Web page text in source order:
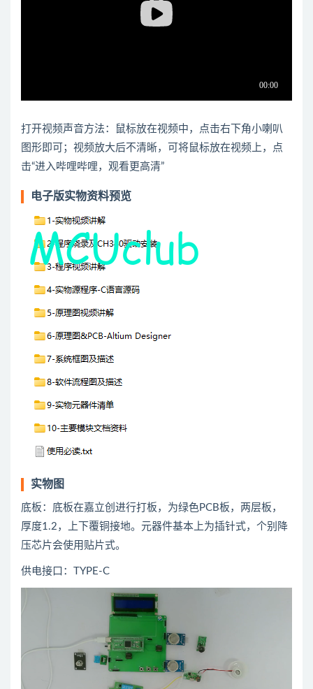
打开视频声音方法：鼠标放在视频中，点击右下角小喇叭
图形即可；视频放大后不清晰，可将鼠标放在视频上，点
击“进入哔哩哔哩，观看更高清”
电子版实物资料预览
实物图
底板：底板在嘉立创进行打板，为绿色PCB板，两层板，
厚度1.2，上下覆铜接地。元器件基本上为插针式，个别降
压芯片会使用贴片式。
供电接口：TYPE-C